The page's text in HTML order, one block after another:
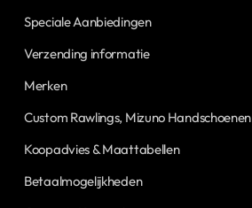
Speciale Aanbiedingen
Verzending informatie
Merken
Custom Rawlings, Mizuno Handschoenen
Koopadvies & Maattabellen
Betaalmogelijkheden